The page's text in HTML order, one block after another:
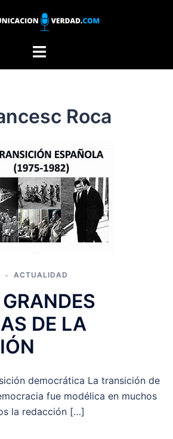
Alternar
Roca
ACTUALIDAD
DE LA
democrática La transición de
fue modélica en muchos
la redacción […]